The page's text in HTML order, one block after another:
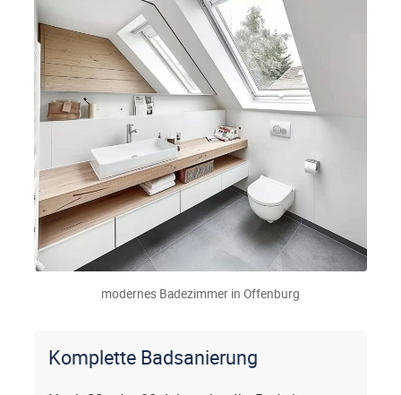
modernes Badezimmer in Offenburg
Komplette Badsanierung